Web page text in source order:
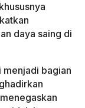
daya saing di
bagian